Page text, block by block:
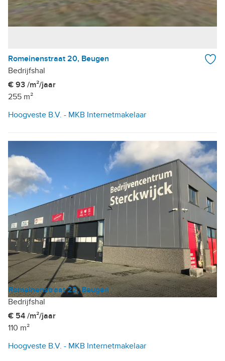
Romeinenstraat 20, Beugen
Bedrijfshal
€ 93 /m²/jaar
255 m²
Hoogveste B.V. - MKB Internetmakelaar
Romeinenstraat 22, Beugen
Bedrijfshal
€ 54 /m²/jaar
110 m²
Hoogveste B.V. - MKB Internetmakelaar